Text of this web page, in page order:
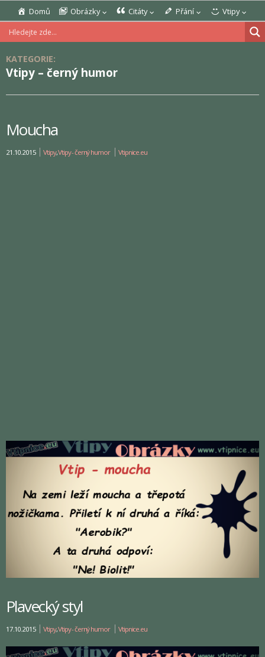
Domů Obrázky Citáty Přání Vtipy
KATEGORIE:
Vtipy – černý humor
Moucha
21.10.2015 Vtipy,Vtipy - černý humor Vtipnice.eu
Plavecký styl
17.10.2015 Vtipy,Vtipy - černý humor Vtipnice.eu